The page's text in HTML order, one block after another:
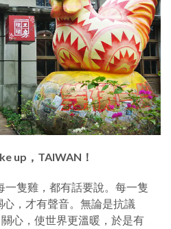
up ， TAIWAN！
一隻雞，都有話要說。每一隻
，才有聲音。無論是抗議
心，使世界更溫暖，於是有